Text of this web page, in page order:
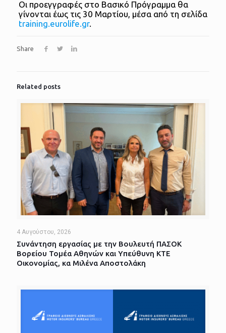
Οι προεγγραφές στο Βασικό Πρόγραμμα θα
γίνονται έως τις 30 Μαρτίου, μέσα από τη σελίδα
training.eurolife.gr.
Share
Related posts
4 Αυγούστου, 2026
Συνάντηση εργασίας με την Βουλευτή ΠΑΣΟΚ
Βορείου Τομέα Αθηνών και Υπεύθυνη ΚΤΕ
Οικονομίας, κα Μιλένα Αποστολάκη